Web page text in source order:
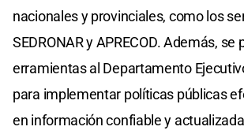
nacionales y provinciales, como los
SEDRONAR y APRECOD. Además,
erramientas al Departamento
para implementar políticas públicas
en información confiable y